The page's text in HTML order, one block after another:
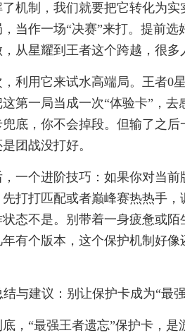
了机制，我们就要把它转化为
当作一场“决赛”来打。提前
从星耀到王者这个跨越，很多
利用它来试水高端局。王者0
第一局当成一次“体验卡”，
底，你不会掉段。但输了之
团战没打好。
，一个进阶技巧：如果你对当
打打匹配或者巅峰赛热热手
态不是。别带着一身疲惫或
年有个版本，这个保护机制好
结与建议：别让保护卡成为“最
，“最强王者遗忘”保护卡，